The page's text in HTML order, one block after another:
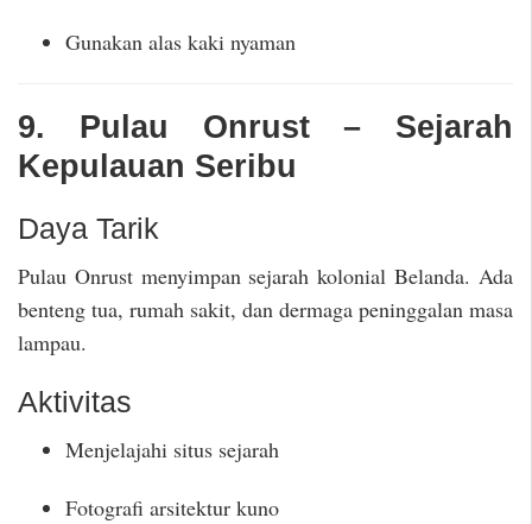
Gunakan alas kaki nyaman
9. Pulau Onrust – Sejarah
Kepulauan Seribu
Daya Tarik
Pulau Onrust menyimpan sejarah kolonial Belanda. Ada
benteng tua, rumah sakit, dan dermaga peninggalan masa
lampau.
Aktivitas
Menjelajahi situs sejarah
Fotografi arsitektur kuno